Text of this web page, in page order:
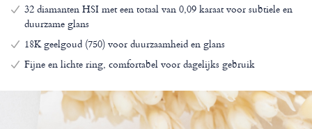
32 diamanten HSI met een totaal van 0,09 karaat voor subtiele en
duurzame glans
18K geelgoud (750) voor duurzaamheid en glans
Fijne en lichte ring, comfortabel voor dagelijks gebruik